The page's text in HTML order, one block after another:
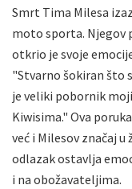
Smrt Tima Milesa
moto sporta. Njegov
otkrio je svoje
"Stvarno šokiran što
je veliki pobornik
Kiwisima." Ova
već i Milesov značaj
odlazak ostavlja
i na obožavateljima.